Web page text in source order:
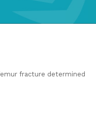
fracture determined